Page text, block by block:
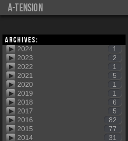
a-tension
Archives:
2024
1
2023
2
2022
1
2021
5
2020
1
2019
1
2018
6
2017
5
2016
82
2015
77
2014
31